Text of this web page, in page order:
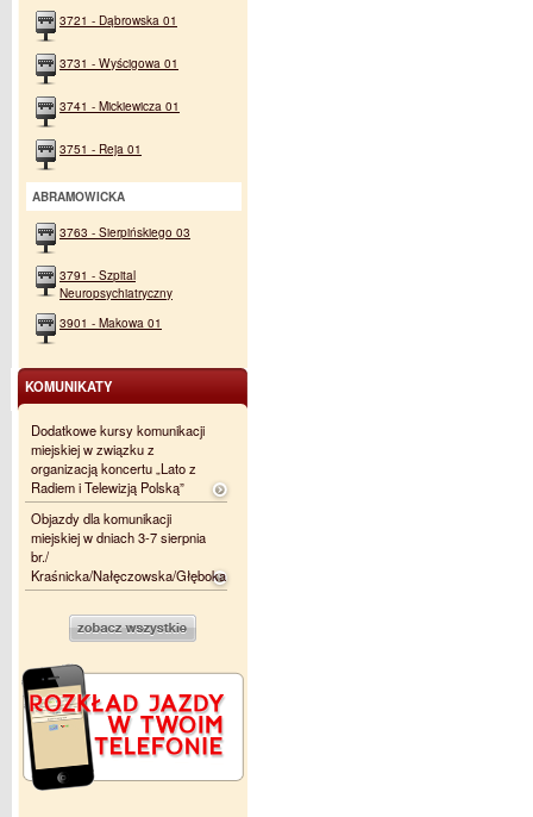
3721 - Dąbrowska 01
3731 - Wyścigowa 01
3741 - Mickiewicza 01
3751 - Reja 01
ABRAMOWICKA
3763 - Sierpińskiego 03
3791 - Szpital
Neuropsychiatryczny
3901 - Makowa 01
KOMUNIKATY
Dodatkowe kursy komunikacji
miejskiej w związku z
organizacją koncertu „Lato z
Radiem i Telewizją Polską”
Objazdy dla komunikacji
miejskiej w dniach 3-7 sierpnia
br./
Kraśnicka/Nałęczowska/Głęboka